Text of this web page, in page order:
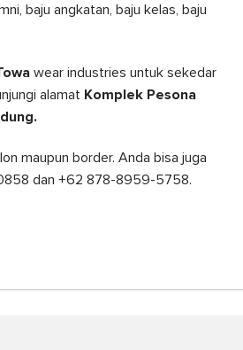
baju angkatan, baju kelas, baju
wear industries untuk sekedar
alamat Komplek Pesona
maupun border. Anda bisa juga
dan +62 878-8959-5758.